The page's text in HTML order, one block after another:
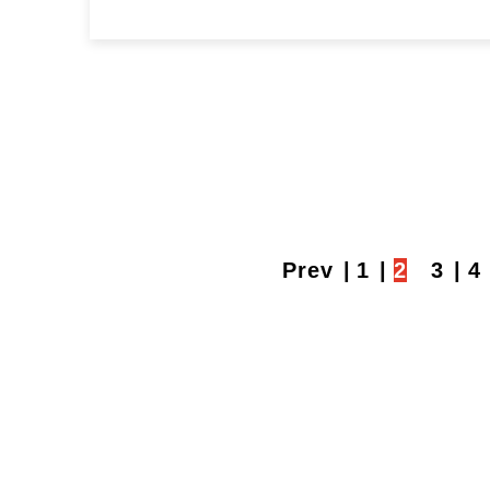
Prev 1 2 3 4